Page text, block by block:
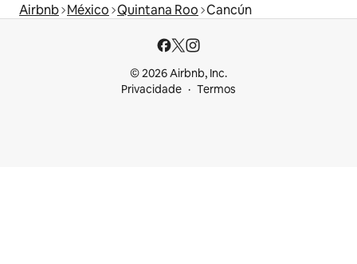
Airbnb México Quintana Roo Cancún
© 2026 Airbnb, Inc.
Privacidade
Termos